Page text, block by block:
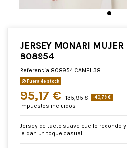
JERSEY MONARI MUJER
808954
Referencia 808954.CAMEL.38
Fuera de stock
95,17 € 135,95 € -40,78 €
Impuestos incluidos
Jersey de tacto suave cuello redondo
le dan un toque casual.